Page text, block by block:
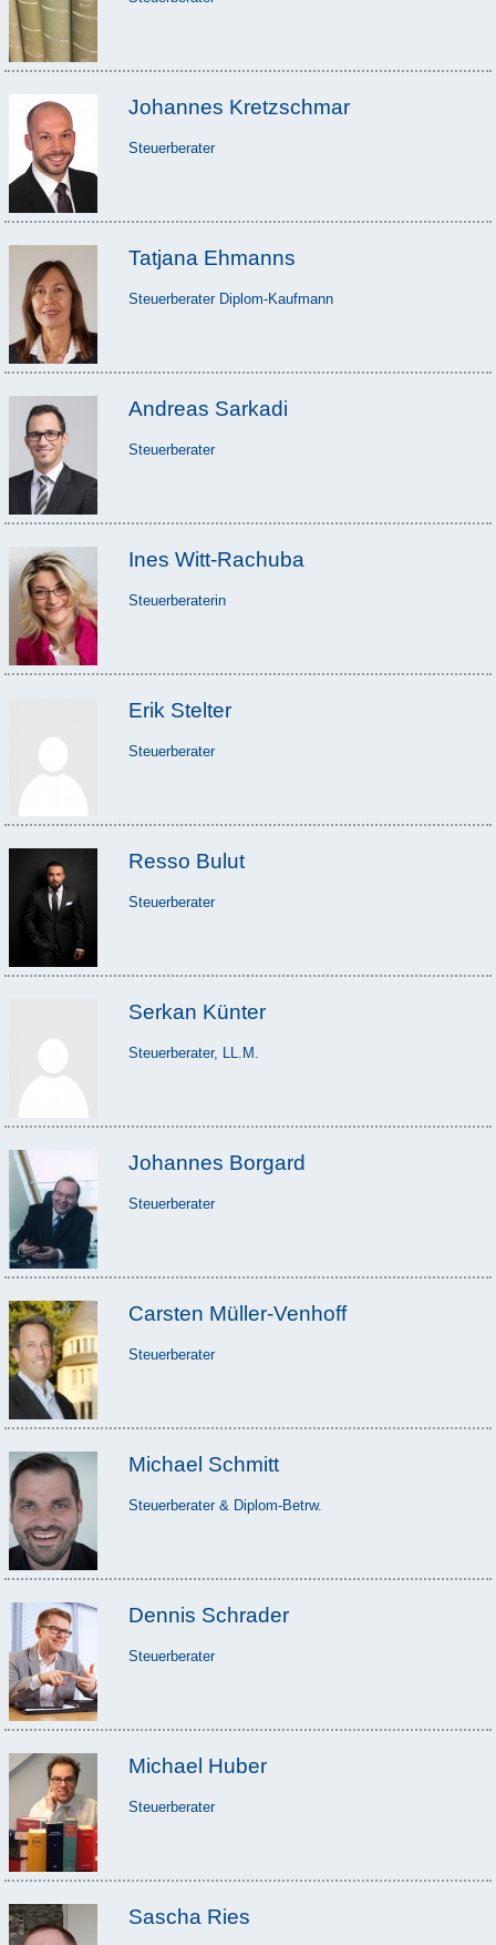
Johannes Kretzschmar
Steuerberater
Tatjana Ehmanns
Steuerberater Diplom-Kaufmann
Andreas Sarkadi
Steuerberater
Ines Witt-Rachuba
Steuerberaterin
Erik Stelter
Steuerberater
Resso Bulut
Steuerberater
Serkan Künter
Steuerberater, LL.M.
Johannes Borgard
Steuerberater
Carsten Müller-Venhoff
Steuerberater
Michael Schmitt
Steuerberater & Diplom-Betrw.
Dennis Schrader
Steuerberater
Michael Huber
Steuerberater
Sascha Ries